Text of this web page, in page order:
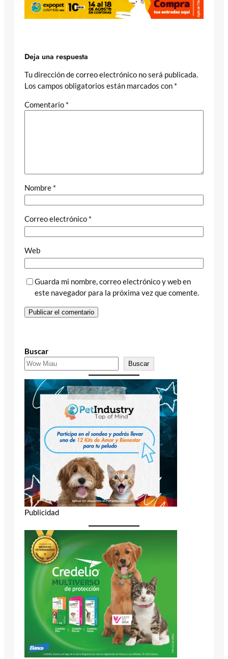
Deja una respuesta
Tu dirección de correo electrónico no será publicada.
Los campos obligatorios están marcados con *
Comentario *
Nombre *
Correo electrónico *
Web
Guarda mi nombre, correo electrónico y web en
este navegador para la próxima vez que comente.
Buscar
Buscar
Publicidad